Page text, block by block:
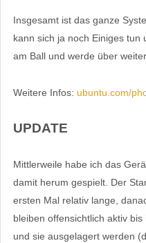
Insgesamt ist das ganze
kann sich ja noch Einiges tun
am Ball und werde über
Weitere Infos: ubuntu.com/
UPDATE
Mittlerweile habe ich das
damit herum gespielt. Der
ersten Mal relativ lange,
bleiben offensichtlich aktiv
und sie ausgelagert werden